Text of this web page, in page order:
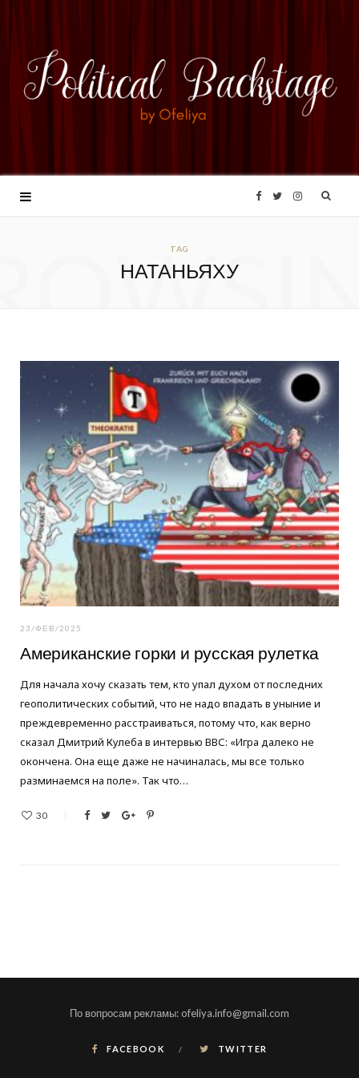
F
b
o
k
T
t
e
r
I
a
g
r
a
m
TAG
НАТАНЬЯХУ
23/ФЕВ/2025
Американские горки и русская рулетка
Для начала хочу сказать тем, кто упал духом от последних
геополитических событий, что не надо впадать в уныние и
преждевременно расстраиваться, потому что, как верно
сказал Дмитрий Кулеба в интервью ВВС: «Игра далеко не
окончена. Она еще даже не начиналась, мы все только
разминаемся на поле». Так что…
30
По вопросам рекламы: ofeliya.info@gmail.com
FACEBOOK TWITTER